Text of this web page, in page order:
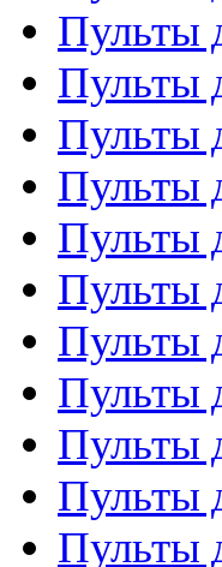
Пульты
Пульты
Пульты
Пульты
Пульты
Пульты
Пульты
Пульты
Пульты
Пульты
Пульты